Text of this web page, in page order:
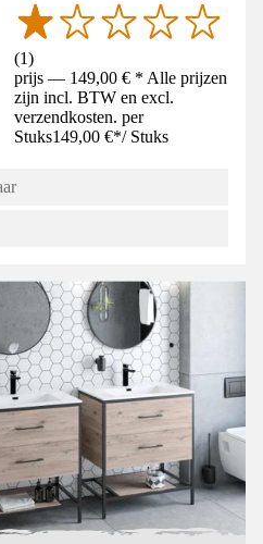
(1)
prijs — 149,00 € * Alle prijzen
zijn incl. BTW en excl.
verzendkosten. per
Stuks149,00 €*/ Stuks